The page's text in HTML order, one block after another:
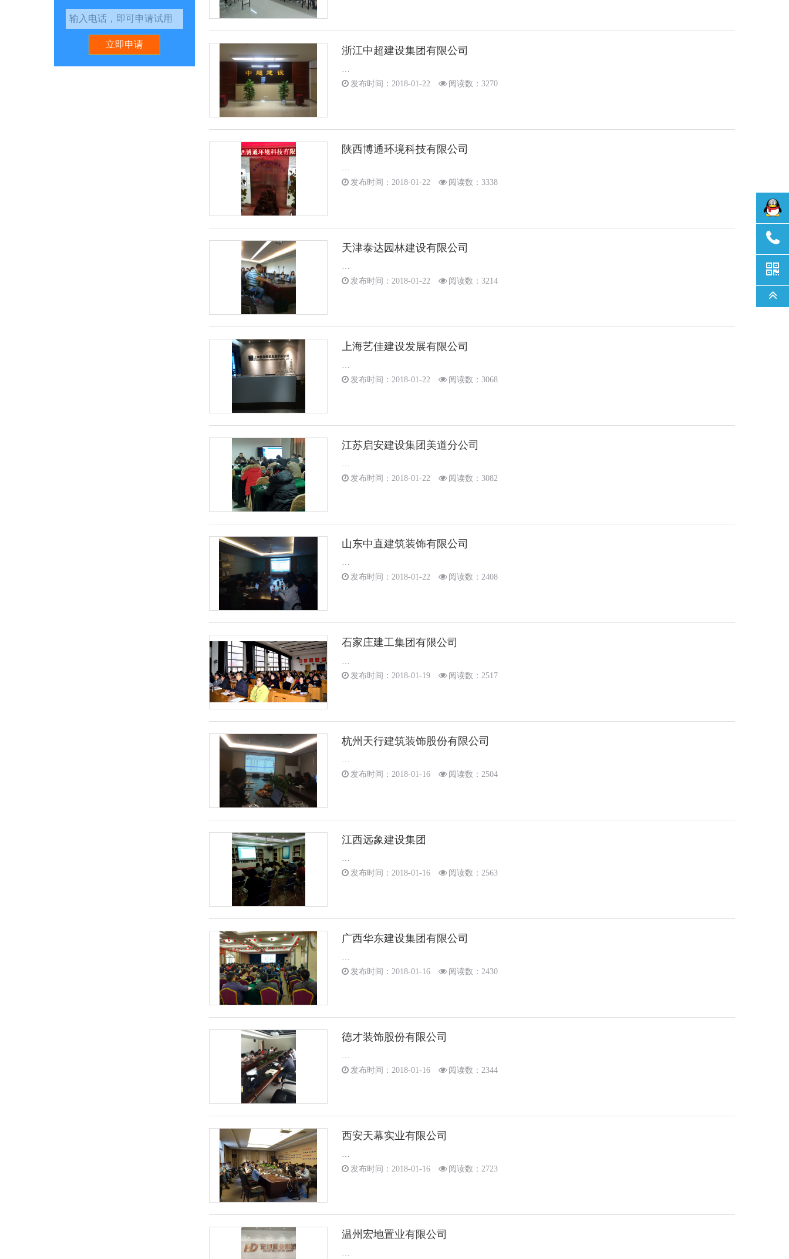
立即申请
浙江中超建设集团有限公司
…
发布时间：2018-01-22
阅读数：3270
陕西博通环境科技有限公司
…
发布时间：2018-01-22
阅读数：3338
天津泰达园林建设有限公司
…
发布时间：2018-01-22
阅读数：3214
上海艺佳建设发展有限公司
…
发布时间：2018-01-22
阅读数：3068
江苏启安建设集团美道分公司
…
发布时间：2018-01-22
阅读数：3082
山东中直建筑装饰有限公司
…
发布时间：2018-01-22
阅读数：2408
石家庄建工集团有限公司
…
发布时间：2018-01-19
阅读数：2517
杭州天行建筑装饰股份有限公司
…
发布时间：2018-01-16
阅读数：2504
江西远象建设集团
…
发布时间：2018-01-16
阅读数：2563
广西华东建设集团有限公司
…
发布时间：2018-01-16
阅读数：2430
德才装饰股份有限公司
…
发布时间：2018-01-16
阅读数：2344
西安天幕实业有限公司
…
发布时间：2018-01-16
阅读数：2723
温州宏地置业有限公司
…